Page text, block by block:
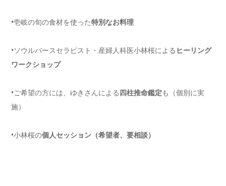
•壱岐の旬の食材を使った特別なお料理
•ソウルバースセラピスト・産婦人科医小林桜による ヒーリング
ワークショップ
•ご希望の方には、ゆきさんによる四柱推命鑑定も（個別に実
施）
•小林桜の個人セッション（希望者、要相談）